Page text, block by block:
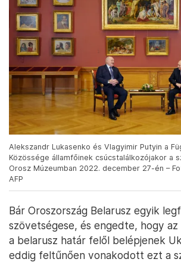
Alekszandr Lukasenko és Vlagyimir Putyin a
Közössége államfőinek csúcstalálkozójakor a
Orosz Múzeumban 2022. december 27-én –
AFP
Bár Oroszország Belarusz egyik
szövetségese, és engedte, hogy
a belarusz határ felől belépjenek
eddig feltűnően vonakodott ezt a